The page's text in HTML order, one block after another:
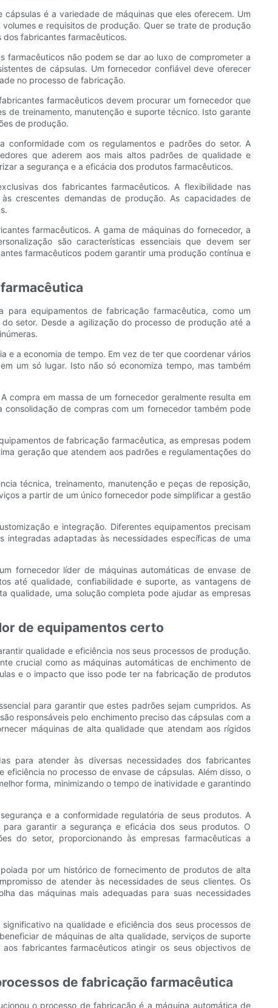
é a variedade de máquinas que eles oferecem. Um
e requisitos de produção. Quer se trate de produção
fabricantes farmacêuticos.
farmacêuticos não podem se dar ao luxo de comprometer a
de cápsulas. Um fornecedor confiável deve oferecer
no processo de fabricação.
farmacêuticos devem procurar um fornecedor que
de treinamento, manutenção e suporte técnico. Isto garante
de produção.
com os regulamentos e padrões do setor. A
que aderem aos mais altos padrões de qualidade e
a segurança e a eficácia dos produtos farmacêuticos.
dos fabricantes farmacêuticos. A flexibilidade nas
crescentes demandas de produção. As capacidades de
farmacêuticos. A gama de máquinas do fornecedor, a
são características essenciais que devem ser
farmacêuticos podem garantir uma produção contínua e
equipamentos de fabricação farmacêutica, como um
setor. Desde a agilização do processo de produção até a
e a economia de tempo. Em vez de ter que coordenar vários
um só lugar. Isto não só economiza tempo, mas também
compra em massa de um fornecedor geralmente resulta em
de compras com um fornecedor também pode
de fabricação farmacêutica, as empresas podem
geração que atendem aos padrões e regulamentações do
técnica, treinamento, manutenção e peças de reposição,
a partir de um único fornecedor pode simplificar a gestão
e integração. Diferentes equipamentos precisam
adaptadas às necessidades específicas de uma
fornecedor líder de máquinas automáticas de envase de
até qualidade, confiabilidade e suporte, as vantagens de
qualidade, uma solução completa pode ajudar as empresas
de equipamentos certo
qualidade e eficiência nos seus processos de produção.
crucial como as máquinas automáticas de enchimento de
e o impacto que isso pode ter na fabricação de produtos
para garantir que estes padrões sejam cumpridos. As
responsáveis ​​pelo enchimento preciso das cápsulas com a
máquinas de alta qualidade que atendam aos rígidos
para atender às diversas necessidades dos fabricantes
no processo de envase de cápsulas. Além disso, o
forma, minimizando o tempo de inatividade e garantindo
e a conformidade regulatória de seus produtos. A
garantir a segurança e eficácia dos seus produtos. O
do setor, proporcionando às empresas farmacêuticas a
por um histórico de fornecimento de produtos de alta
de atender às necessidades de seus clientes. Os
das máquinas mais adequadas para suas necessidades
na qualidade e eficiência dos seus processos de
de máquinas de alta qualidade, serviços de suporte
fabricantes farmacêuticos atingir os seus objectivos de
de fabricação farmacêutica
o processo de fabricação é a máquina automática de